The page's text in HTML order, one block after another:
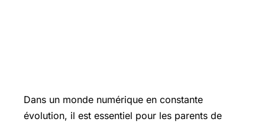
Dans un monde numérique en constante
évolution, il est essentiel pour les parents de